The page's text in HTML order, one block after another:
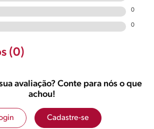
0
0
(0)
avaliação? Conte para nós o que
achou!
Cadastre-se